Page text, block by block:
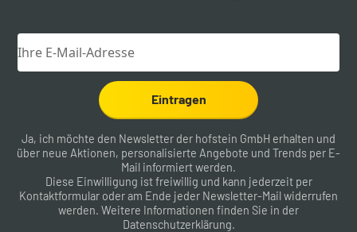
Eintragen
Ja, ich möchte den Newsletter der hofstein GmbH erhalten und
über neue Aktionen, personalisierte Angebote und Trends per E-
Mail informiert werden.
Diese Einwilligung ist freiwillig und kann jederzeit per
Kontaktformular oder am Ende jeder Newsletter-Mail widerrufen
werden. Weitere Informationen finden Sie in der
Datenschutzerklärung.